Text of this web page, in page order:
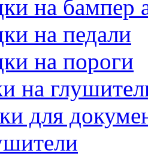
на бампер
на педали
на пороги
на
для